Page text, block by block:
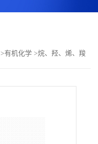
>有机化学 >烷、羟、烯、羧